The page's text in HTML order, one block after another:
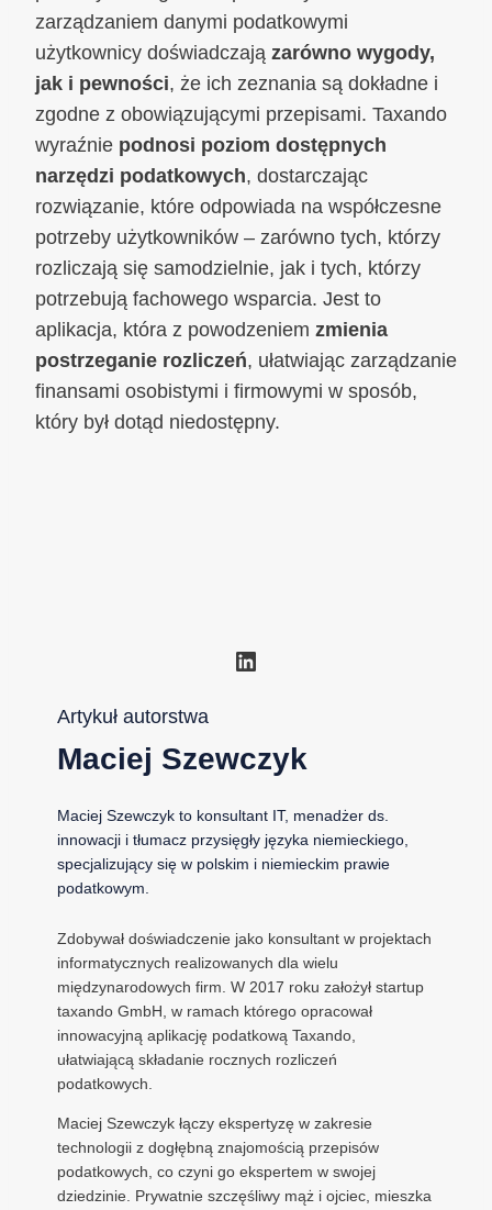
zarządzaniem danymi podatkowymi
użytkownicy doświadczają zarówno wygody,
jak i pewności, że ich zeznania są dokładne i
zgodne z obowiązującymi przepisami. Taxando
wyraźnie podnosi poziom dostępnych
narzędzi podatkowych, dostarczając
rozwiązanie, które odpowiada na współczesne
potrzeby użytkowników – zarówno tych, którzy
rozliczają się samodzielnie, jak i tych, którzy
potrzebują fachowego wsparcia. Jest to
aplikacja, która z powodzeniem zmienia
postrzeganie rozliczeń, ułatwiając zarządzanie
finansami osobistymi i firmowymi w sposób,
który był dotąd niedostępny.
LinkedIn
Artykuł autorstwa
Maciej Szewczyk
Maciej Szewczyk to konsultant IT, menadżer ds.
innowacji i tłumacz przysięgły języka niemieckiego,
specjalizujący się w polskim i niemieckim prawie
podatkowym.
Zdobywał doświadczenie jako konsultant w projektach
informatycznych realizowanych dla wielu
międzynarodowych firm. W 2017 roku założył startup
taxando GmbH, w ramach którego opracował
innowacyjną aplikację podatkową Taxando,
ułatwiającą składanie rocznych rozliczeń
podatkowych.
Maciej Szewczyk łączy ekspertyzę w zakresie
technologii z dogłębną znajomością przepisów
podatkowych, co czyni go ekspertem w swojej
dziedzinie. Prywatnie szczęśliwy mąż i ojciec, mieszka